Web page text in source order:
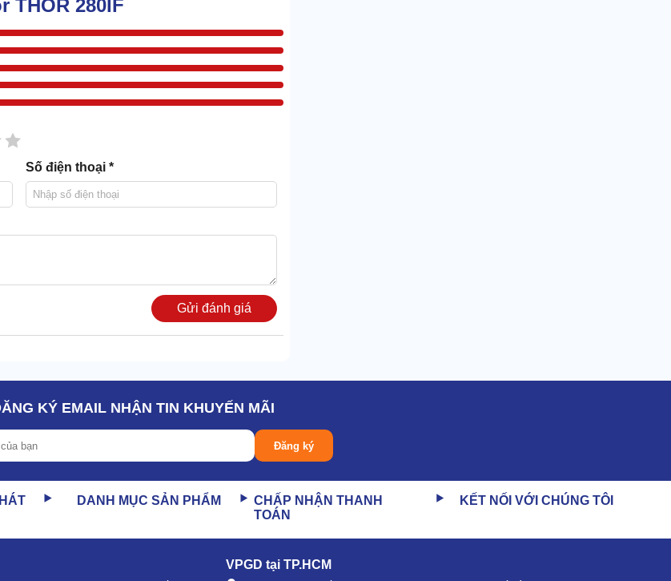
cực đại là 2400W/h vận hành.
lực làm việc của máy. Tạo thế thuận lợi cho
Lavor THOR 280IF là “khắc tinh” của mọi
280IF
5 sao
Số điện thoại *
Gửi đánh giá
KÝ EMAIL NHẬN TIN KHUYẾN MÃI
Đăng ký
DANH MỤC SẢN PHẨM
CHẤP NHẬN THANH
TOÁN
KẾT NỐI VỚI CHÚNG TÔI
VPGD tại TP.HCM